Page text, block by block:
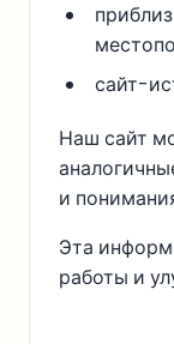
сайт-
Наш сайт
и
Эта
работы и